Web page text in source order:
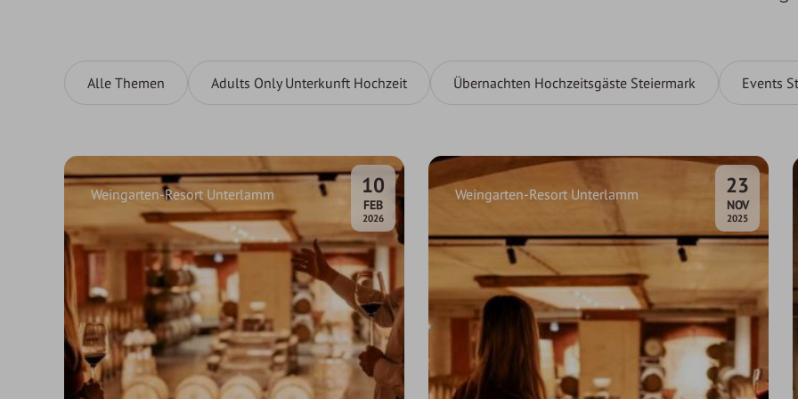
Alle Themen Adults Only Unterkunft Hochzeit Übernachten Hochzeitsgäste Steiermark Events
10
FEB.
2026
Weingarten-Resort Unterlamm 23
NOV.
2025
Weingarten-Resort Unterlamm